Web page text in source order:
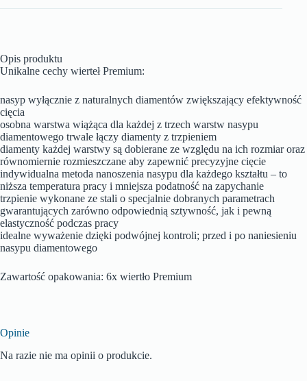
Opis produktu
Unikalne cechy wierteł Premium:
nasyp wyłącznie z naturalnych diamentów zwiększający efektywność
cięcia
osobna warstwa wiążąca dla każdej z trzech warstw nasypu
diamentowego trwale łączy diamenty z trzpieniem
diamenty każdej warstwy są dobierane ze względu na ich rozmiar oraz
równomiernie rozmieszczane aby zapewnić precyzyjne cięcie
indywidualna metoda nanoszenia nasypu dla każdego kształtu – to
niższa temperatura pracy i mniejsza podatność na zapychanie
trzpienie wykonane ze stali o specjalnie dobranych parametrach
gwarantujących zarówno odpowiednią sztywność, jak i pewną
elastyczność podczas pracy
idealne wyważenie dzięki podwójnej kontroli; przed i po naniesieniu
nasypu diamentowego
Zawartość opakowania: 6x wiertło Premium
Opinie
Na razie nie ma opinii o produkcie.